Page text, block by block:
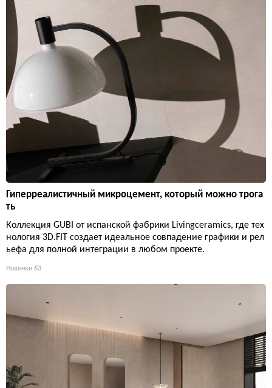
Гиперреалистичный микроцемент, который можно трога
ть
Коллекция GUBI от испанской фабрики Livingceramics, где тех
нология 3D.FIT создает идеальное совпадение графики и рел
ьефа для полной интеграции в любом проекте.
Новинки 63